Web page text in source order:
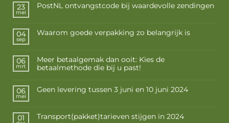
23
mei
PostNL ontvangstcode bij waardevolle zendingen
04
sep
Waarom goede verpakking zo belangrijk is
06
mrt
Meer betaalgemak dan ooit: Kies de
betaalmethode die bij u past!
06
mei
Geen levering tussen 3 juni en 10 juni 2024
01 Transport(pakket)tarieven stijgen in 2024